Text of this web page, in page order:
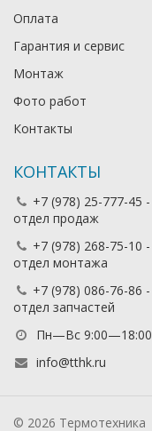
Оплата
Гарантия и сервис
Монтаж
Фото работ
Контакты
КОНТАКТЫ
+7 (978) 25-777-45 -
отдел продаж
+7 (978) 268-75-10 -
отдел монтажа
+7 (978) 086-76-86 -
отдел запчастей
Пн—Вс 9:00—18:00
info@tthk.ru
© 2026 Термотехника